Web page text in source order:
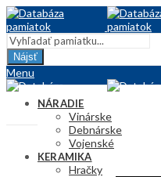
Nájsť
Menu
NÁRADIE
Vinárske
Debnárske
Vojenské
KERAMIKA
Hračky